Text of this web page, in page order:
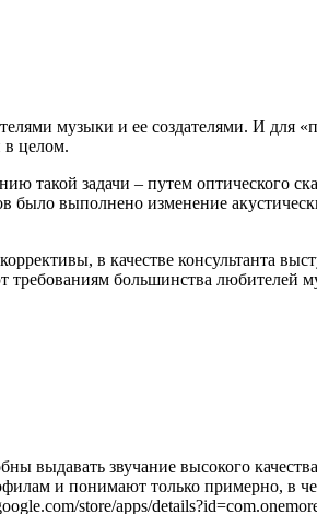
музыки и ее создателями. И для
в целом.
такой задачи – путем оптического
выполнено изменение
в качестве консультанта
требованиям большинства любителей
выдавать звучание высокого
и понимают только примерно, в
store/apps/